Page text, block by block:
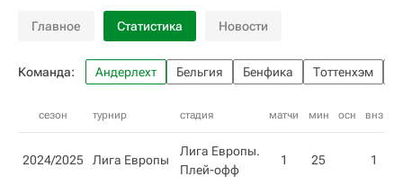
Главное Статистика Новости
Команда: Андерлехт Бельгия Бенфика Тоттенхэм
сезон турнир стадия матчи мин осн внз
2024/2025 Лига Европы
Лига Европы.
Плей-офф
1 25 1